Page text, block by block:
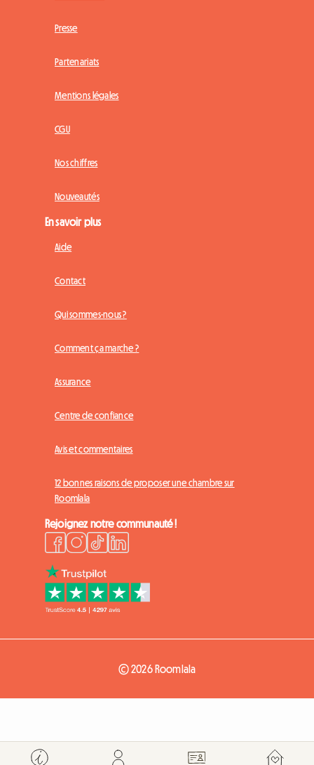
Presse
Partenariats
Mentions légales
CGU
Nos chiffres
Nouveautés
En savoir plus
Aide
Contact
Qui sommes-nous ?
Comment ça marche ?
Assurance
Centre de confiance
Avis et commentaires
12 bonnes raisons de proposer une chambre sur
Roomlala
Rejoignez notre communauté !
© 2026 Roomlala